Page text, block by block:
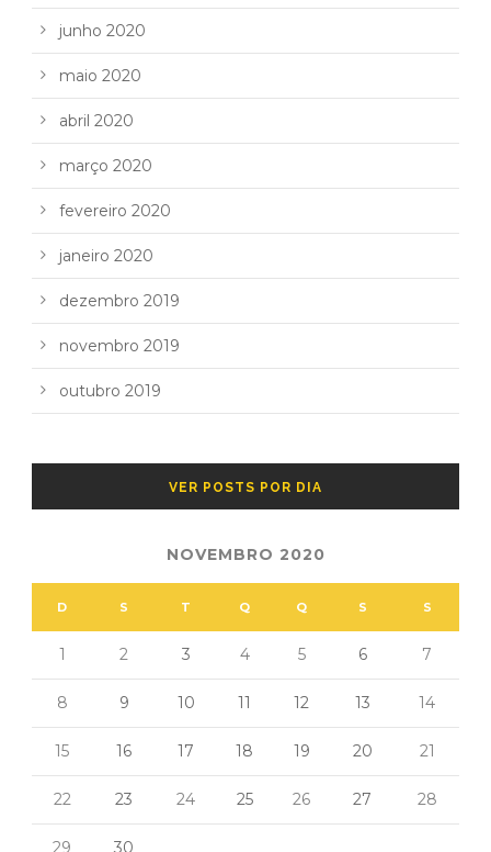
junho 2020
maio 2020
abril 2020
março 2020
fevereiro 2020
janeiro 2020
dezembro 2019
novembro 2019
outubro 2019
VER POSTS POR DIA
NOVEMBRO 2020
D S T Q Q S S
1 2 3 4 5 6 7
8 9 10 11 12 13 14
15 16 17 18 19 20 21
22 23 24 25 26 27 28
29 30